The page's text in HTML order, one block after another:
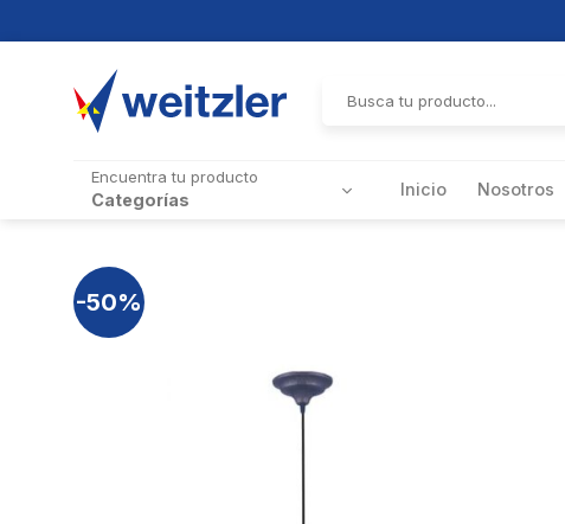
por:
Encuentra tu producto
Categorías Inicio Nosotros
-50%